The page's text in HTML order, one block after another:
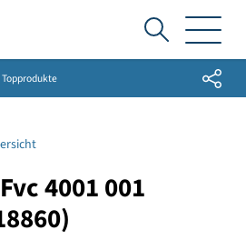
Ich
suche...
Topprodukte Share
4001 001